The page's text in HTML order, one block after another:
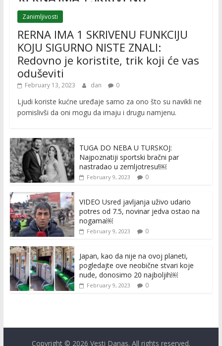
Zanimljivosti
RERNA IMA 1 SKRIVENU FUNKCIJU
KOJU SIGURNO NISTE ZNALI:
Redovno je koristite, trik koji će vas
oduševiti
February 13, 2023 dan 0
Ljudi koriste kućne uređaje samo za ono što su navikli ne
pomislivši da oni mogu da imaju i drugu namjenu.
TUGA DO NEBA U TURSKOJ:
Najpoznatiji sportski bračni par
nastradao u zemljotresu!￼
February 9, 2023 0
VIDEO Usred javljanja uživo udario
potres od 7.5, novinar jedva ostao na
nogama￼
February 9, 2023 0
Japan, kao da nije na ovoj planeti,
pogledajte ove neobične stvari koje
nude, donosimo 20 najboljih￼
February 9, 2023 0
Copyright © 2026 Vesti Danas. All rights reserved.